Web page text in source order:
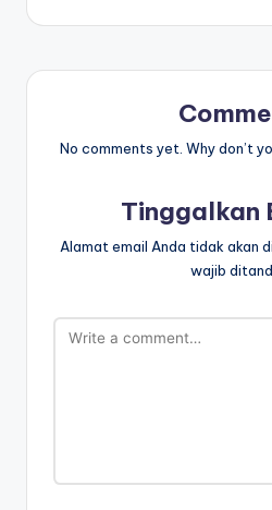
No comments yet. Why don’t
Tinggalkan
Alamat email Anda tidak akan
wajib